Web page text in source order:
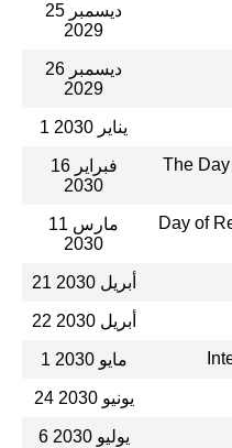
25 ديسمبر
2029
26 ديسمبر
2029
1 يناير 2030
16 فبراير
2030
The
11 مارس
2030
Day of
21 أبريل 2030
22 أبريل 2030
1 مايو 2030
24 يونيو 2030
6 يوليو 2030